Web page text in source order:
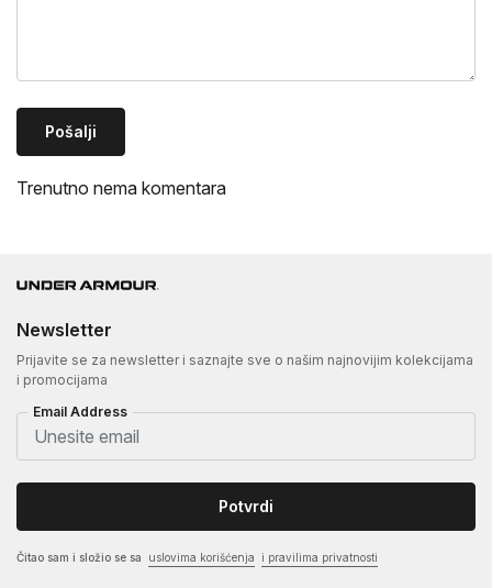
Pošalji
Trenutno nema komentara
Newsletter
Prijavite se za newsletter i saznajte sve o našim najnovijim kolekcijama
i promocijama
Email Address
Potvrdi
Čitao sam i složio se sa uslovima korišćenja i pravilima privatnosti